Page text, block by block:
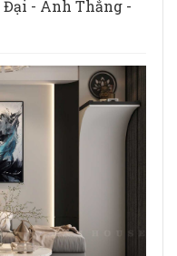
- Anh Thắng -